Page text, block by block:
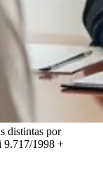
distintas por
9.717/1998 +